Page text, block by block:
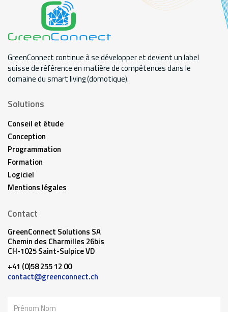
GreenConnect continue à se développer et devient un label
suisse de référence en matière de compétences dans le
domaine du smart living (domotique).
Solutions
Conseil et étude
Conception
Programmation
Formation
Logiciel
Mentions légales
Contact
GreenConnect Solutions SA
Chemin des Charmilles 26bis
CH-1025 Saint-Sulpice VD
+41 (0)58 255 12 00
contact@greenconnect.ch